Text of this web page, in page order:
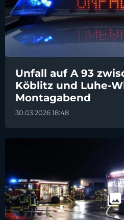
Unfall auf A 93
Köblitz und Luhe-
Montagabend
30.03.2026 18:48